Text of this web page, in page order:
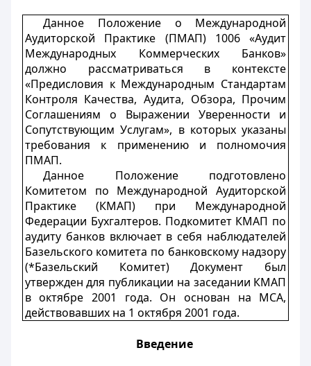
Данное Положение о Международной
Аудиторской Практике (ПМАП) 1006 «Аудит
Международных Коммерческих Банков»
должно рассматриваться в контексте
«Предисловия к Международным Стандартам
Контроля Качества, Аудита, Обзора, Прочим
Соглашениям о Выражении Уверенности и
Сопутствующим Услугам», в которых указаны
требования к применению и полномочия
ПМАП.
Данное Положение подготовлено
Комитетом по Международной Аудиторской
Практике (КМАП) при Международной
Федерации Бухгалтеров. Подкомитет КМАП по
аудиту банков включает в себя наблюдателей
Базельского комитета по банковскому надзору
(*Базельский Комитет) Документ был
утвержден для публикации на заседании КМАП
в октябре 2001 года. Он основан на МСА,
действовавших на 1 октября 2001 года.
Введение